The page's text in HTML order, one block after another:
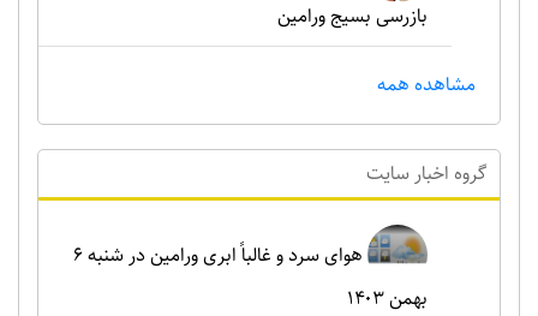
بازرسی بسیج ورامین
مشاهده همه
گروه اخبار سايت
هوای سرد و غالباً ابری ورامین در شنبه ۶
بهمن ۱۴۰۳